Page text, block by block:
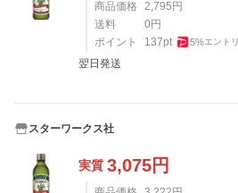
商品価格 2,795円
送料
0円
ポイント
137pt 5%エント
翌日発送
スターワークス社
実質 3,075円